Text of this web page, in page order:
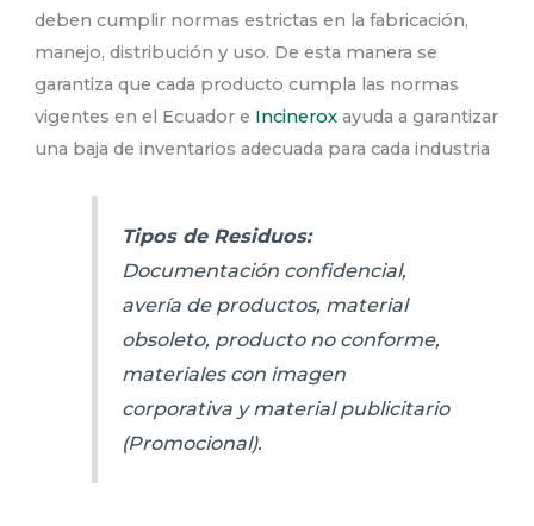
deben cumplir normas estrictas en la fabricación,
manejo, distribución y uso. De esta manera se
garantiza que cada producto cumpla las normas
vigentes en el Ecuador e Incinerox ayuda a garantizar
una baja de inventarios adecuada para cada industria
Tipos de Residuos:
Documentación confidencial,
avería de productos, material
obsoleto, producto no conforme,
materiales con imagen
corporativa y material publicitario
(Promocional).